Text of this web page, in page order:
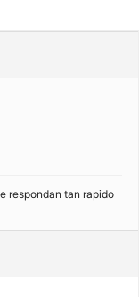
respondan tan rapido